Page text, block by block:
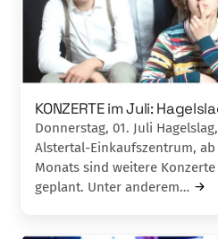
KONZERTE im Juli:
Donnerstag, 01. Juli
Alstertal-Einkaufszentrum, ab
Monats sind weitere
geplant. Unter anderem…